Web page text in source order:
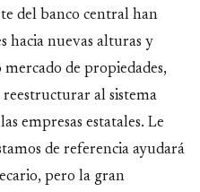
del banco central han
hacia nuevas alturas y
de propiedades,
al sistema
empresas estatales. Le
de referencia ayudará
pero la gran